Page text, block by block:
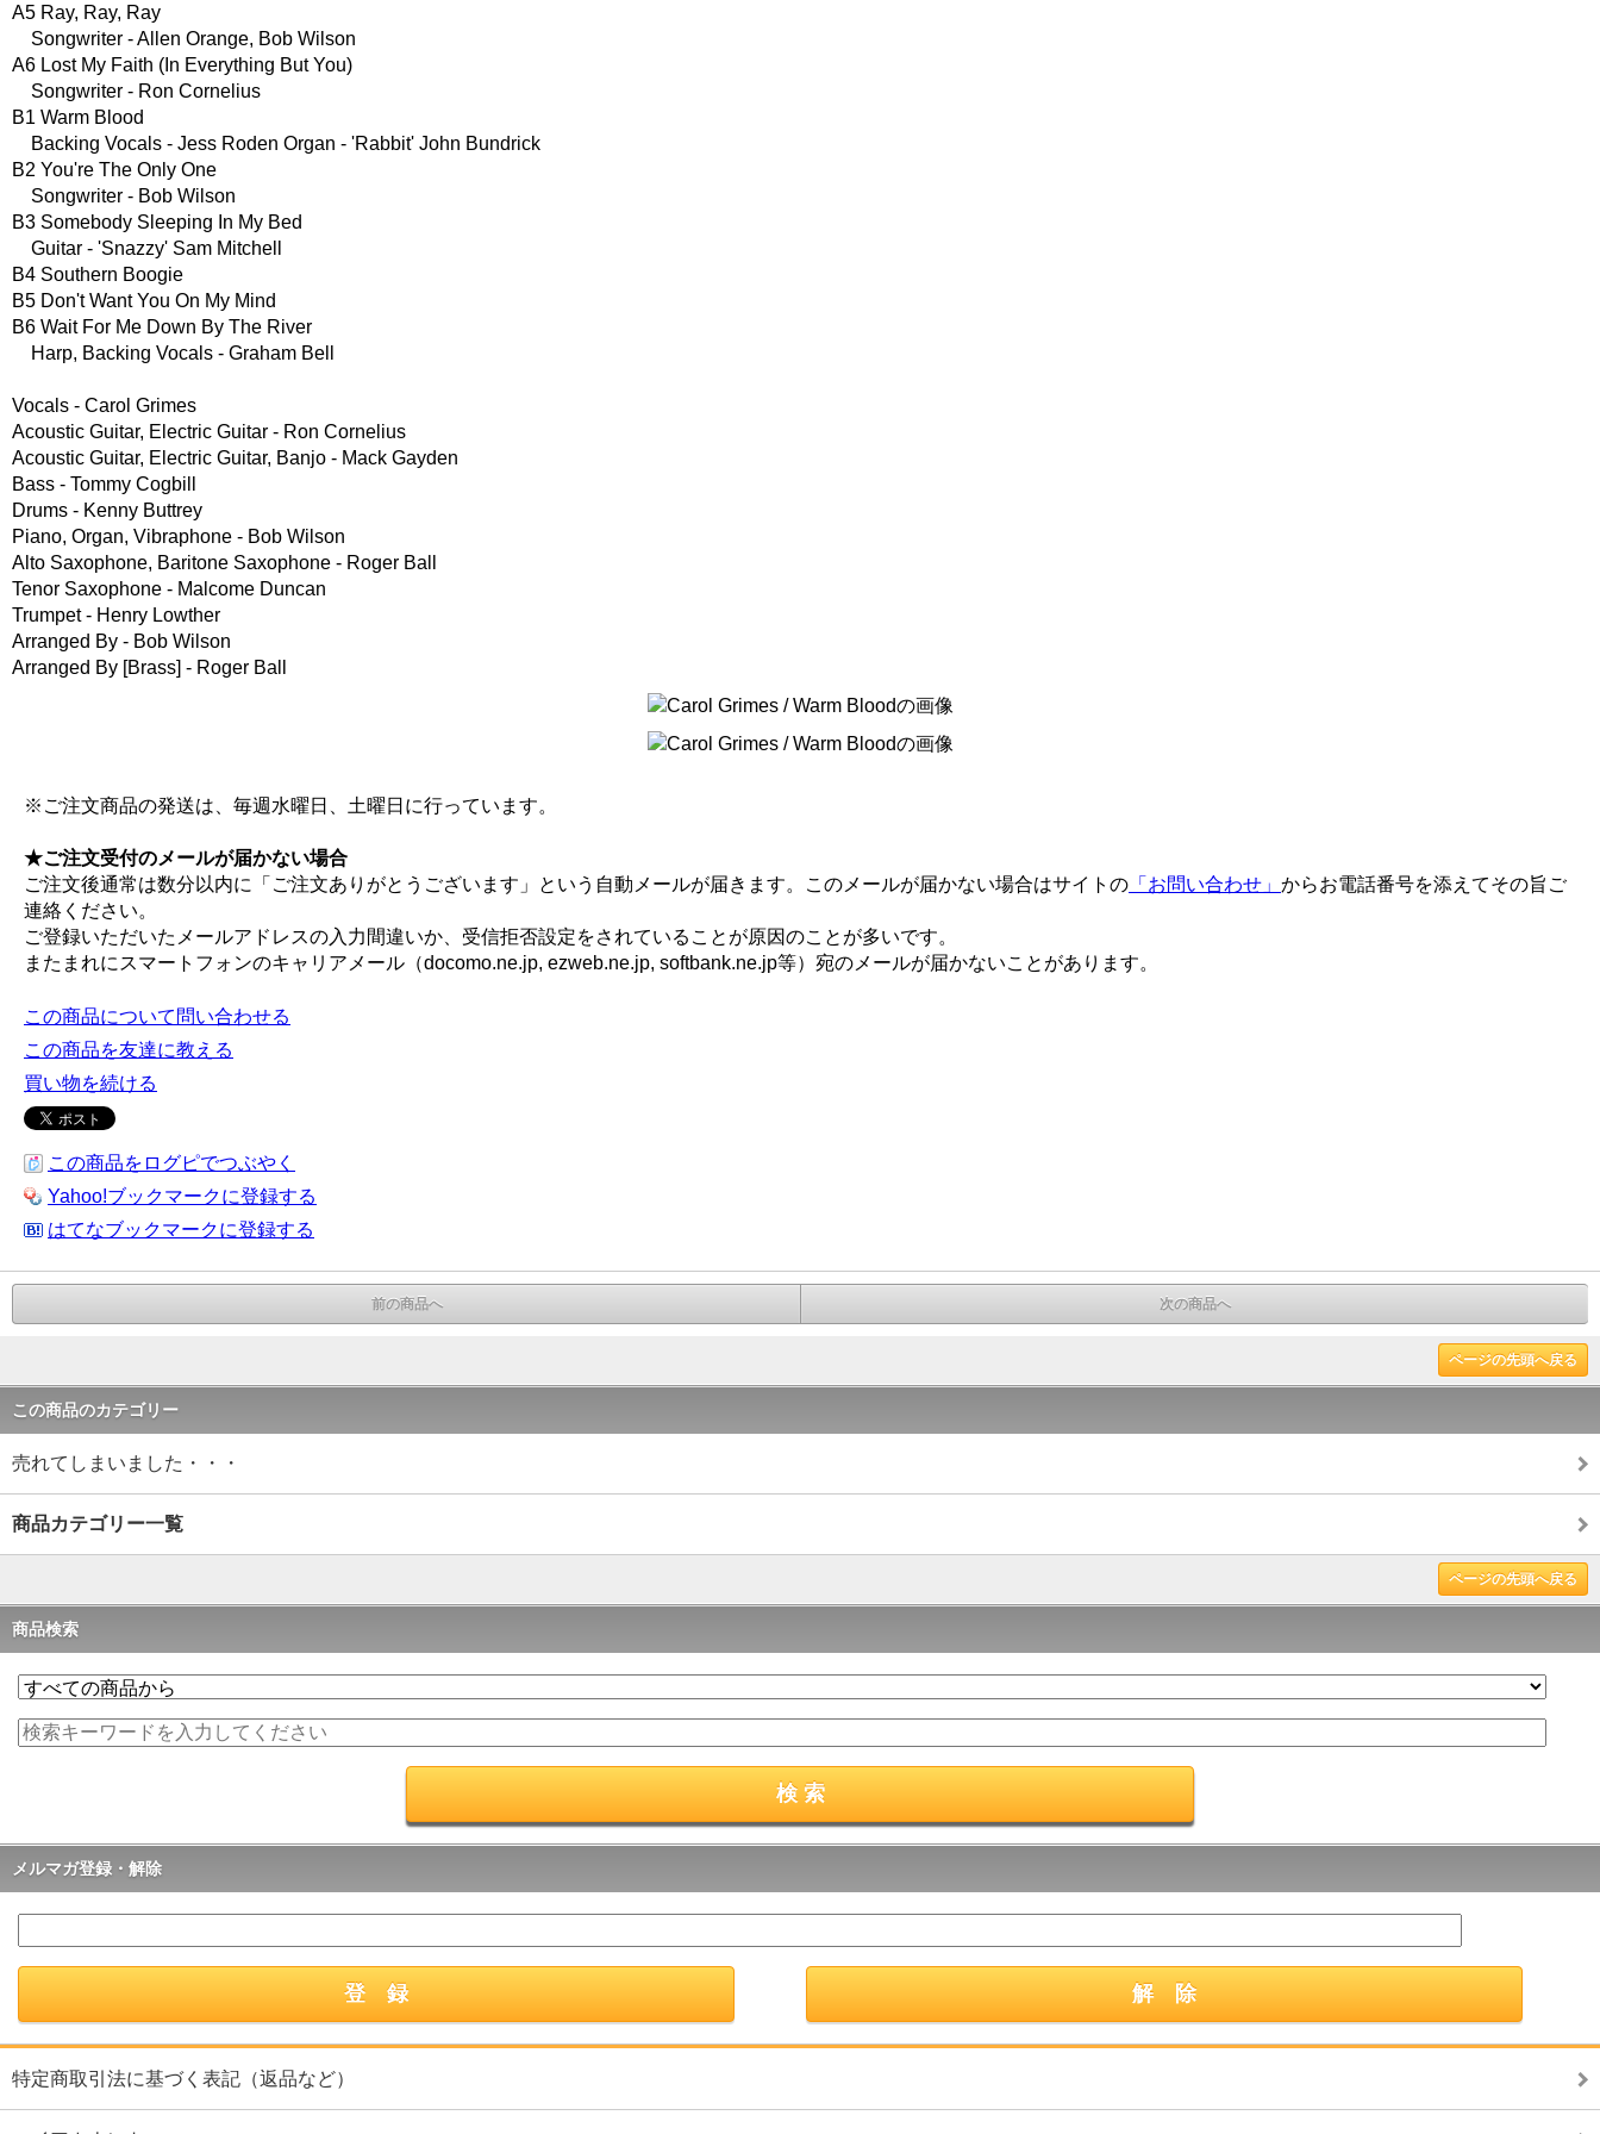
A5 Ray, Ray, Ray
Songwriter - Allen Orange, Bob Wilson
A6 Lost My Faith (In Everything But You)
Songwriter - Ron Cornelius
B1 Warm Blood
Backing Vocals - Jess Roden Organ - 'Rabbit' John Bundrick
B2 You're The Only One
Songwriter - Bob Wilson
B3 Somebody Sleeping In My Bed
Guitar - 'Snazzy' Sam Mitchell
B4 Southern Boogie
B5 Don't Want You On My Mind
B6 Wait For Me Down By The River
Harp, Backing Vocals - Graham Bell
Vocals - Carol Grimes
Acoustic Guitar, Electric Guitar - Ron Cornelius
Acoustic Guitar, Electric Guitar, Banjo - Mack Gayden
Bass - Tommy Cogbill
Drums - Kenny Buttrey
Piano, Organ, Vibraphone - Bob Wilson
Alto Saxophone, Baritone Saxophone - Roger Ball
Tenor Saxophone - Malcome Duncan
Trumpet - Henry Lowther
Arranged By - Bob Wilson
Arranged By [Brass] - Roger Ball
※ご注文商品の発送は、毎週水曜日、土曜日に行っています。
★ご注文受付のメールが届かない場合
ご注文後通常は数分以内に「ご注文ありがとうございます」という自動メールが届きます。このメールが届かない場合はサイトの 「お問い合わせ」 からお電話番号を添えてその旨ご
連絡ください。
ご登録いただいたメールアドレスの入力間違いか、受信拒否設定をされていることが原因のことが多いです。
またまれにスマートフォンのキャリアメール（docomo.ne.jp, ezweb.ne.jp, softbank.ne.jp等）宛のメールが届かないことがあります。
この商品について問い合わせる
この商品を友達に教える
買い物を続ける
この商品をログピでつぶやく
Yahoo!ブックマークに登録する
はてなブックマークに登録する
前の商品へ 次の商品へ
ページの先頭へ戻る
この商品のカテゴリー
売れてしまいました・・・
商品カテゴリー一覧
ページの先頭へ戻る
商品検索
メルマガ登録・解除
特定商取引法に基づく表記（返品など）